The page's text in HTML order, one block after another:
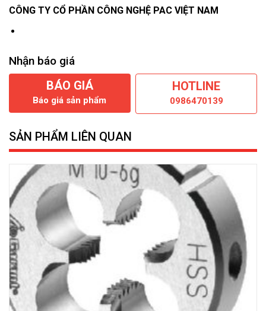
CÔNG TY CỔ PHẦN CÔNG NGHỆ PAC VIỆT NAM
Nhận báo giá
BÁO GIÁ
Báo giá sản phẩm
HOTLINE
0986470139
SẢN PHẨM LIÊN QUAN